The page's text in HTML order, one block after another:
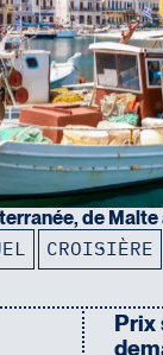
de Malte
CROISIÈRE
Prix